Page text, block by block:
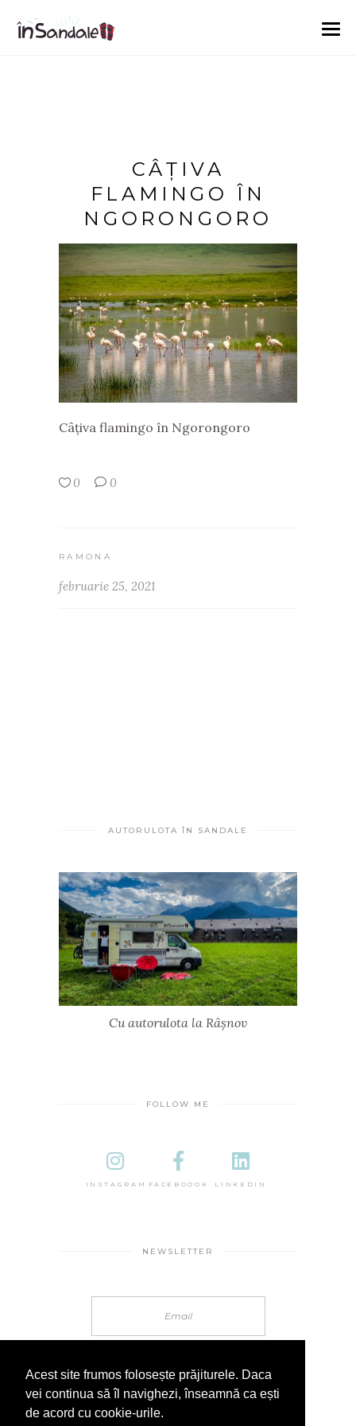
CÂȚIVA
FLAMINGO ÎN
NGORONGORO
Câțiva flamingo în Ngorongoro
0 0
RAMONA
februarie 25, 2021
AUTORULOTA ÎN SANDALE
Cu autorulota la Râșnov
FOLLOW ME
INSTAGRAM FACEBOOOK LINKEDIN
NEWSLETTER
Acest site frumos folosește prăjiturele. Daca
vei continua să îl navighezi, înseamnă ca ești
de acord cu cookie-urile.